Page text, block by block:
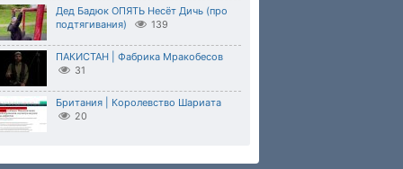
Дед Бадюк ОПЯТЬ Несёт Дичь (про
подтягивания)
139
ПАКИСТАН | Фабрика Мракобесов
31
Британия | Королевство Шариата
20